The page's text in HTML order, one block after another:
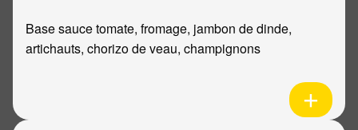
Base sauce tomate, fromage, jambon de dinde,
artichauts, chorizo de veau, champignons